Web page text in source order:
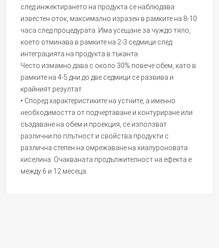
след инжектирането на продукта се наблюдава
известен оток, максимално изразен в рамките на 8-10
часа след процедурата. Има усещане за чуждо тяло,
което отминава в рамките на 2-3 седмици след
интеграцията на продукта в тъканта.
Често измамно дава с около 30% повече обем, като в
рамките на 4-5 дни до две седмици се развива и
крайният резултат.
• Според характеристиките на устните, а именно
необходимостта от подчертаване и контуриране или
създаване на обем и проекция, се използват
различни по плътност и свойства продукти с
различна степен на омрежаване на хиалуроновата
киселина. Очакваната продължителност на ефекта е
между 6 и 12 месеца.